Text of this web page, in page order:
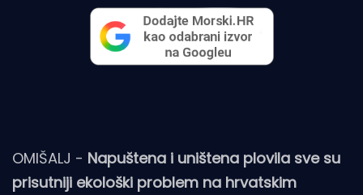
OMIŠALJ - Napuštena i uništena plovila sve su
prisutniji ekološki problem na hrvatskim